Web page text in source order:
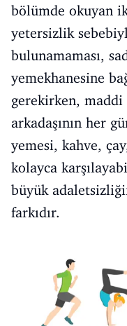
bölümde okuyan
yetersizlik
bulunamaması,
yemekhanesine
gerekirken,
arkadaşının her
yemesi, kahve,
kolayca
büyük
farkıdır.